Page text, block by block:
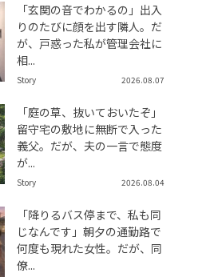
「玄関の音でわかるの」出入
りのたびに顔を出す隣人。だ
が、戸惑った私が管理会社に
相...
Story 2026.08.07
「庭の草、抜いておいたぞ」
留守宅の敷地に無断で入った
義父。だが、夫の一言で態度
が...
Story 2026.08.04
「降りるバス停まで、私も同
じなんです」朝夕の通勤路で
何度も現れた女性。だが、同
僚...